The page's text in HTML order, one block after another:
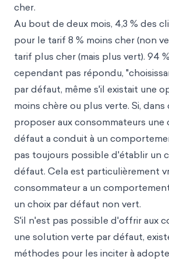
cher.
Au bout de deux mois, 4,3 % des
pour le tarif 8 % moins cher (non
tarif plus cher (mais plus vert). 94
cependant pas répondu,
par défaut, même s'il existait une
moins chère ou plus verte. Si, dans
proposer aux consommateurs
défaut a conduit à un
pas toujours possible d'établir un
défaut. Cela est particulièrement
consommateur a un
un choix par défaut non vert.
S'il n'est pas possible d'offrir aux
une solution verte par défaut,
méthodes pour les inciter à